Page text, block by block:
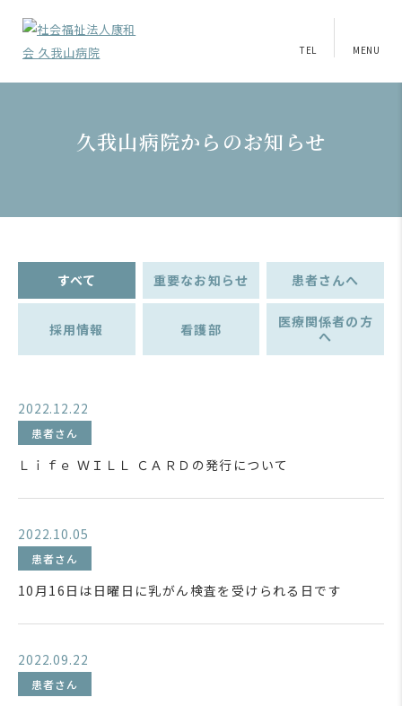
TEL MENU
久我山病院からのお知らせ
すべて 重要なお知らせ 患者さんへ
採用情報 看護部
医療関係者の方
へ
2022.12.22
患者さん
Ｌｉｆｅ ＷＩＬＬ ＣＡＲＤの発行について
2022.10.05
患者さん
10月16日は日曜日に乳がん検査を受けられる日です
2022.09.22
患者さん